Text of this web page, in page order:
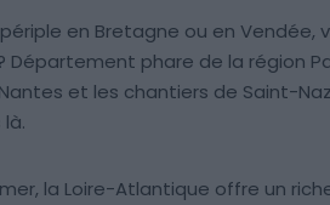
périple en Bretagne ou en
Département phare de la région
et les chantiers de Saint-
la Loire-Atlantique offre un